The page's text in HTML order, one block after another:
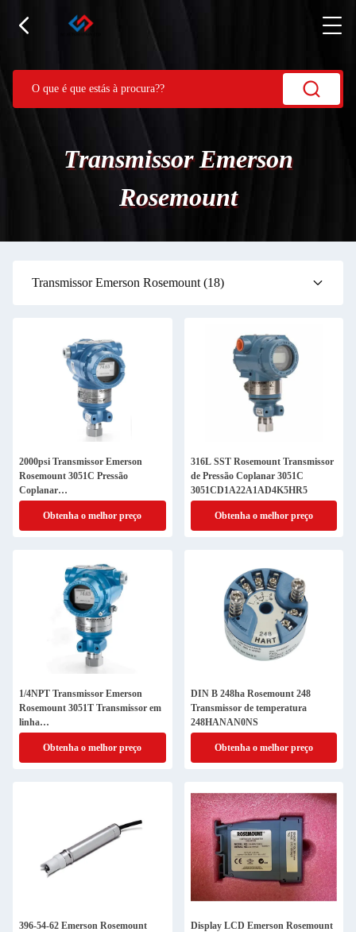
Transmissor Emerson
Rosemount
Transmissor Emerson Rosemount (18)
2000psi Transmissor Emerson
Rosemount 3051C Pressão
Coplanar
3051CD2A22A1BI1M5Q4
Obtenha o melhor preço
316L SST Rosemount Transmissor
de Pressão Coplanar 3051C
3051CD1A22A1AD4K5HR5
Obtenha o melhor preço
1/4NPT Transmissor Emerson
Rosemount 3051T Transmissor em
linha
3051TG5A2B21AB4M5K5HR5
Obtenha o melhor preço
DIN B 248ha Rosemount 248
Transmissor de temperatura
248HANAN0NS
Obtenha o melhor preço
396-54-62 Emerson Rosemount
Display LCD Emerson Rosemount